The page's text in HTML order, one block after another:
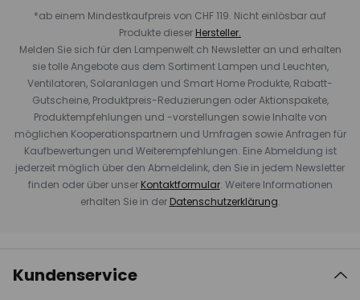
*ab einem Mindestkaufpreis von CHF 119. Nicht einlösbar auf
Produkte dieser Hersteller.
Melden Sie sich für den Lampenwelt.ch Newsletter an und erhalten
sie tolle Angebote aus dem Sortiment Lampen und Leuchten,
Ventilatoren, Solaranlagen und Smart Home Produkte, Rabatt-
Gutscheine, Produktpreis-Reduzierungen oder Aktionspakete,
Produktempfehlungen und -vorstellungen sowie Inhalte von
möglichen Kooperationspartnern und Umfragen sowie Anfragen für
Kaufbewertungen und Weiterempfehlungen. Eine Abmeldung ist
jederzeit möglich über den Abmeldelink, den Sie in jedem Newsletter
finden oder über unser Kontaktformular. Weitere Informationen
erhalten Sie in der Datenschutzerklärung.
Kundenservice